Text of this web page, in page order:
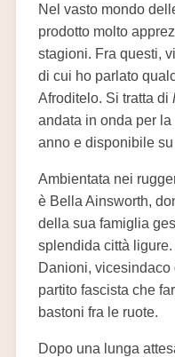
Nel vasto mondo
prodotto molto
stagioni. Fra questi,
di cui ho parlato
Afroditelo. Si tratta di
andata in onda per
anno e disponibile
Ambientata nei
è Bella Ainsworth,
della sua famiglia
splendida città
Danioni, vicesindaco
partito fascista che
bastoni fra le ruote.
Dopo una lunga